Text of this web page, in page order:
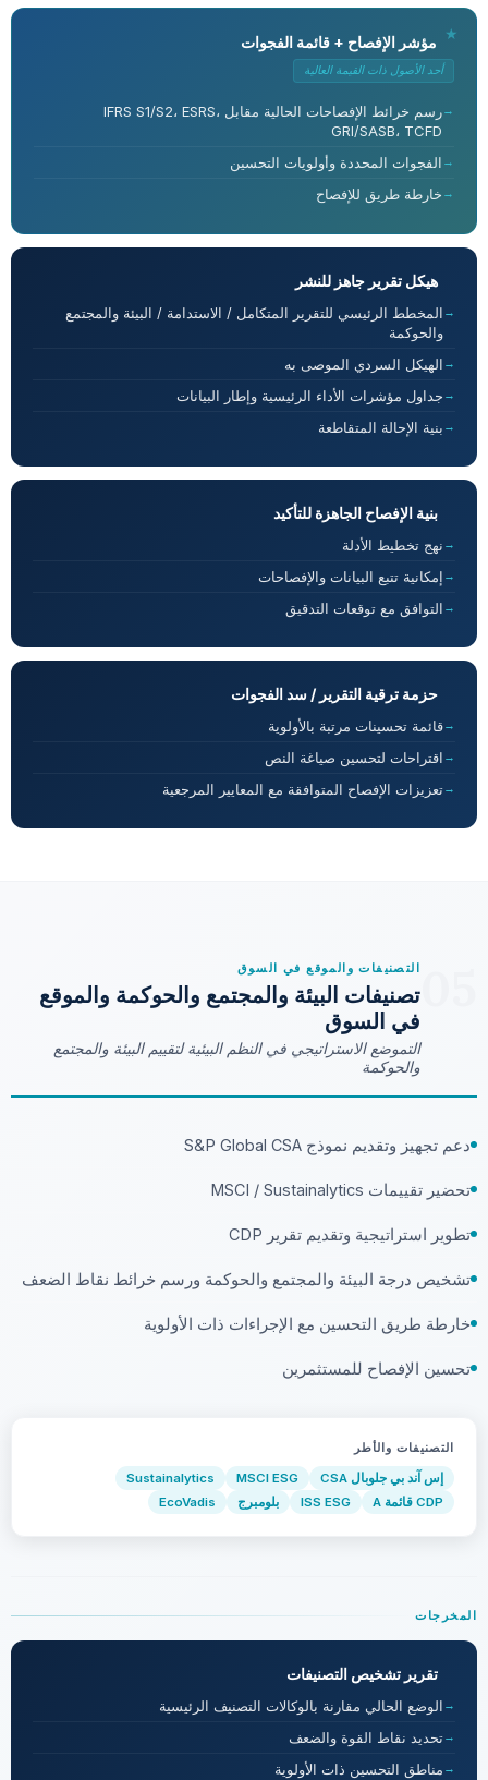
مؤشر الإفصاح + قائمة الفجوات
أحد الأصول ذات القيمة العالية
رسم خرائط الإفصاحات الحالية مقابل IFRS S1/S2، ESRS،
GRI/SASB، TCFD
الفجوات المحددة وأولويات التحسين
خارطة طريق للإفصاح
هيكل تقرير جاهز للنشر
المخطط الرئيسي للتقرير المتكامل / الاستدامة / البيئة والمجتمع
والحوكمة
الهيكل السردي الموصى به
جداول مؤشرات الأداء الرئيسية وإطار البيانات
بنية الإحالة المتقاطعة
بنية الإفصاح الجاهزة للتأكيد
نهج تخطيط الأدلة
إمكانية تتبع البيانات والإفصاحات
التوافق مع توقعات التدقيق
حزمة ترقية التقرير / سد الفجوات
قائمة تحسينات مرتبة بالأولوية
اقتراحات لتحسين صياغة النص
تعزيزات الإفصاح المتوافقة مع المعايير المرجعية
التصنيفات والموقع في السوق
تصنيفات البيئة والمجتمع والحوكمة والموقع
في السوق
التموضع الاستراتيجي في النظم البيئية لتقييم البيئة والمجتمع
والحوكمة
دعم تجهيز وتقديم نموذج S&P Global CSA
تحضير تقييمات MSCI / Sustainalytics
تطوير استراتيجية وتقديم تقرير CDP
تشخيص درجة البيئة والمجتمع والحوكمة ورسم خرائط نقاط الضعف
خارطة طريق التحسين مع الإجراءات ذات الأولوية
تحسين الإفصاح للمستثمرين
التصنيفات والأطر
إس آند بي جلوبال CSA
MSCI ESG
Sustainalytics
CDP قائمة A
ISS ESG بلومبرج EcoVadis
المخرجات
تقرير تشخيص التصنيفات
الوضع الحالي مقارنة بالوكالات التصنيف الرئيسية
تحديد نقاط القوة والضعف
مناطق التحسين ذات الأولوية